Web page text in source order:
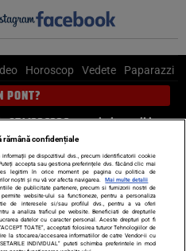
Horoscop Vedete Paparazzi
PONT?
0741226226 sau trimite mail la
externe
Politică
Dictionar de vise
LIFE STYLE
Politica de confidențialitate
rămână confidențiale
pe dispozitivul dvs., precum identificatorii cookie
accepta sau gestiona preferințele dvs. făcând clic mai
legitim în orice moment pe pagina cu politica de
noștri și nu vă vor afecta navigarea.
Mai multe detalii
de publicitate partenere, precum si furnizorii nostri de
website-ului sa functioneze, pentru a personaliza
de interesele si/sau profilul dvs., pentru a va oferi
a analiza traficul pe website. Beneficiati de drepturile
datelor cu caracter personal. Aceste drepturi pot fi
TOATE”, acceptati folosirea tuturor Tehnologiilor de
la stocarea/accesarea informatiilor de catre Vendor-ii cu
INDIVIDUAL” puteti schimba preferintele in mod